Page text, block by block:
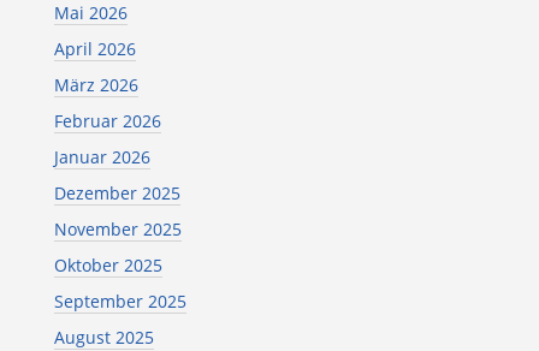
Mai 2026
April 2026
März 2026
Februar 2026
Januar 2026
Dezember 2025
November 2025
Oktober 2025
September 2025
August 2025